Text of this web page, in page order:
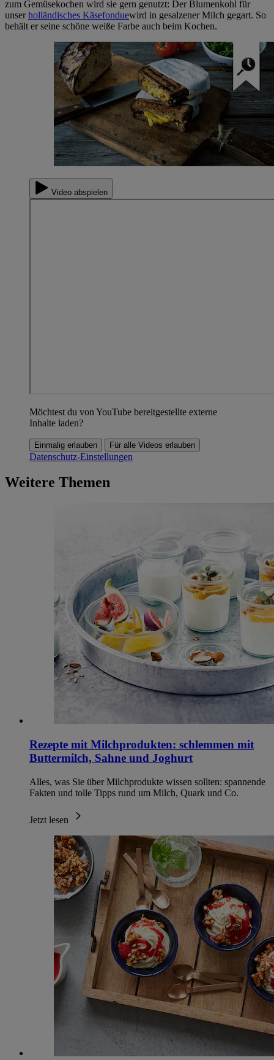
zum Gemüsekochen wird sie gern genutzt: Der Blumenkohl für
unser holländisches Käsefonduewird in gesalzener Milch gegart. So
behält er seine schöne weiße Farbe auch beim Kochen.
Video abspielen
Möchtest du von YouTube bereitgestellte externe
Inhalte laden?
Einmalig erlauben Für alle Videos erlauben
Datenschutz-Einstellungen
Weitere Themen
Rezepte mit Milchprodukten: schlemmen mit
Buttermilch, Sahne und Joghurt
Alles, was Sie über Milchprodukte wissen sollten: spannende
Fakten und tolle Tipps rund um Milch, Quark und Co.
Jetzt lesen